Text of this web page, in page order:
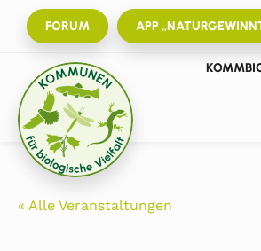
FORUM APP
« Alle Veranstaltungen